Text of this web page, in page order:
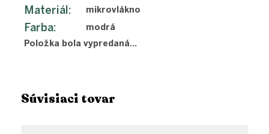
Súvisiaci tovar
Materiál: mikrovlákno
Farba:
modrá
Položka bola vypredaná…